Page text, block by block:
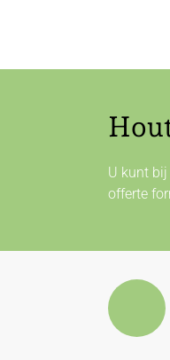
U kunt
offerte